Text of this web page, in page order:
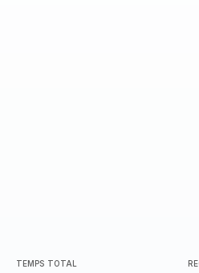
TEMPS TOTAL